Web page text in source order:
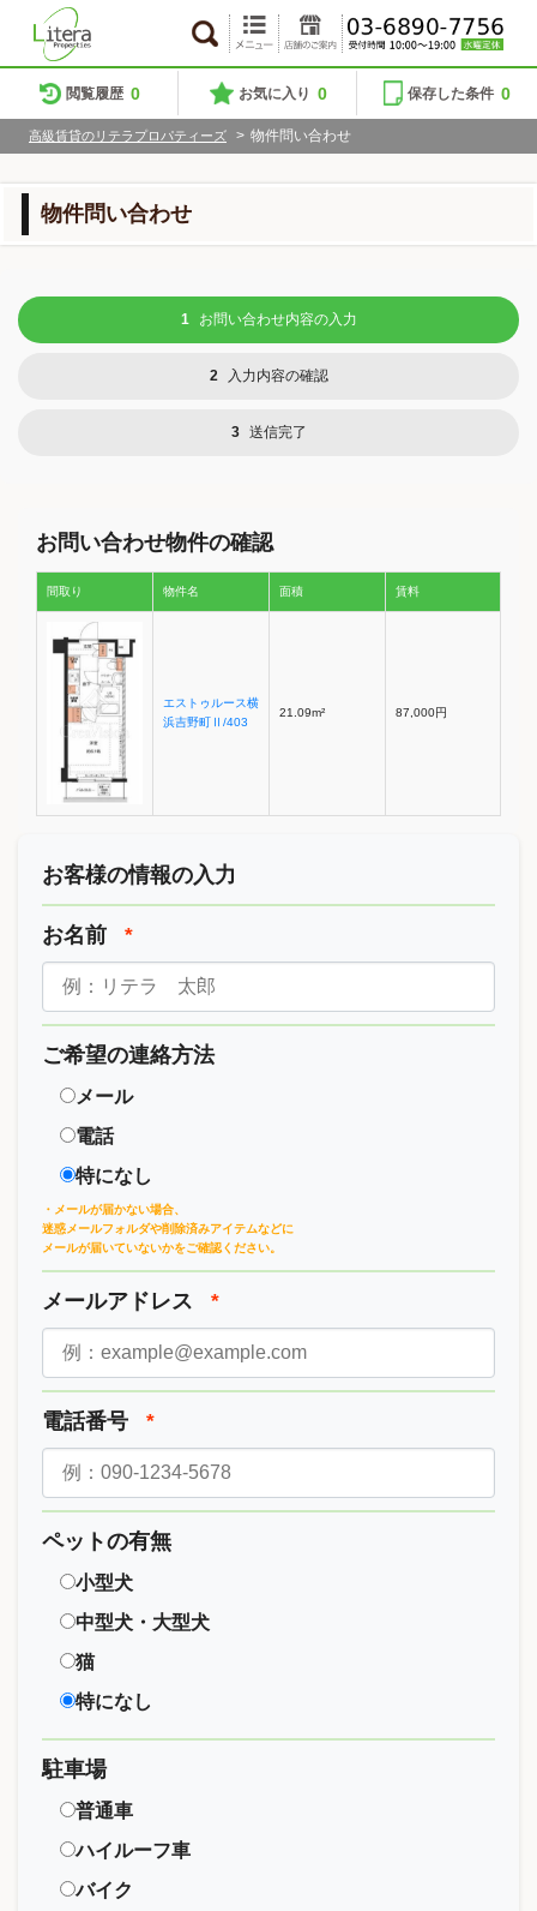
閲覧履歴 0 お気に入り 0 保存した条件 0
高級賃貸のリテラプロパティーズ > 物件問い合わせ
物件問い合わせ
1 お問い合わせ内容の入力
2 入力内容の確認
3 送信完了
お問い合わせ物件の確認
間取り 物件名 面積 賃料
エストゥルース横
浜吉野町Ⅱ/403
21.09m² 87,000円
お客様の情報の入力
お名前 *
ご希望の連絡方法
メール
電話
特になし
・メールが届かない場合、
迷惑メールフォルダや削除済みアイテムなどに
メールが届いていないかをご確認ください。
メールアドレス *
電話番号 *
ペットの有無
小型犬
中型犬・大型犬
猫
特になし
駐車場
普通車
ハイルーフ車
バイク